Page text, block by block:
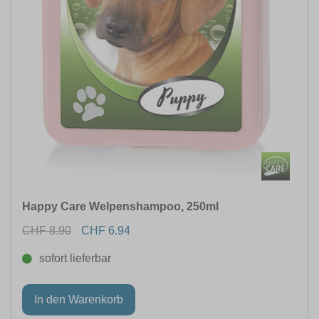
Happy Care Welpenshampoo, 250ml
CHF 8.90
CHF 6.94
sofort lieferbar